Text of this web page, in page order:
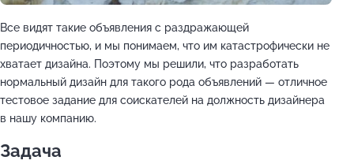
Все видят такие объявления с раздражающей
периодичностью, и мы понимаем, что им катастрофически не
хватает дизайна. Поэтому мы решили, что разработать
нормальный дизайн для такого рода объявлений — отличное
тестовое задание для соискателей на должность дизайнера
в нашу компанию.
Задача